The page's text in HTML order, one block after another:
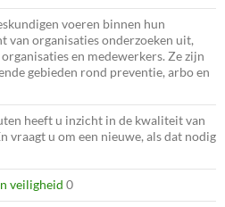
voeren binnen hun
van organisaties onderzoeken uit,
en medewerkers. Ze zijn
gebieden rond preventie, arbo en
heeft u inzicht in de kwaliteit van
vraagt u om een nieuwe, als dat nodig
veiligheid 0